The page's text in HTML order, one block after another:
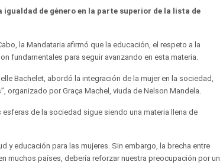
igualdad de género en la parte superior de la lista de
la Mandataria afirmó que la educación, el respeto a la
fundamentales para seguir avanzando en esta materia.
Bachelet, abordó la integración de la mujer en la sociedad,
organizado por Graça Machel, viuda de Nelson Mandela.
de la sociedad sigue siendo una materia llena de
y educación para las mujeres. Sin embargo, la brecha entre
muchos países, debería reforzar nuestra preocupación por un